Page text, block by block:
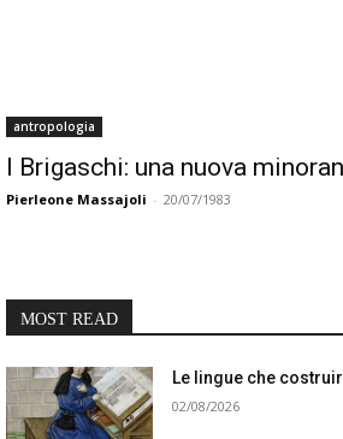
antropologia
I Brigaschi: una nuova
Pierleone Massajoli - 20/07/1983
MOST READ
Le lingue che
02/08/2026